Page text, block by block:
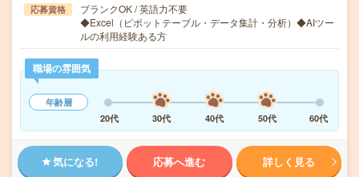
応募資格
ブランクOK / 英語力不要
◆Excel（ピボットテーブル・データ集計・分析）◆AIツー
ルの利用経験ある方
職場の雰囲気
年齢層
20代
30代 40代 50代 60代
気になる! 応募へ進む 詳しく見る